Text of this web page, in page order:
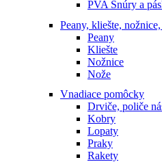
PVA Šnúry a
Peany, kliešte,
Peany
Kliešte
Nožnice
Nože
Vnadiace pomôcky
Drviče, poliče
Kobry
Lopaty
Praky
Rakety